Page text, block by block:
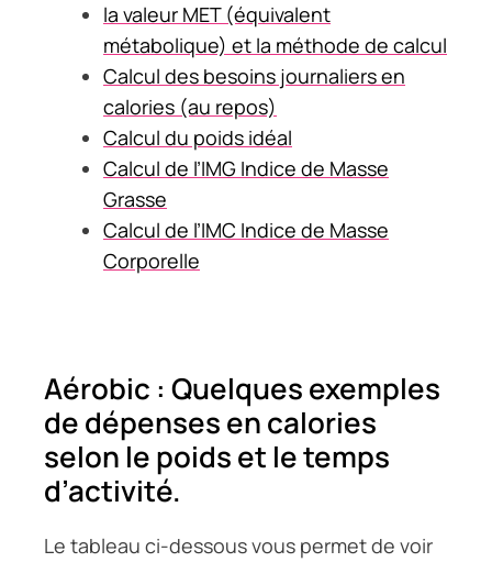
la valeur MET (équivalent
métabolique) et la méthode de calcul
Calcul des besoins journaliers en
calories (au repos)
Calcul du poids idéal
Calcul de l’IMG Indice de Masse
Grasse
Calcul de l’IMC Indice de Masse
Corporelle
Aérobic : Quelques exemples
de dépenses en calories
selon le poids et le temps
d’activité.
Le tableau ci-dessous vous permet de voir